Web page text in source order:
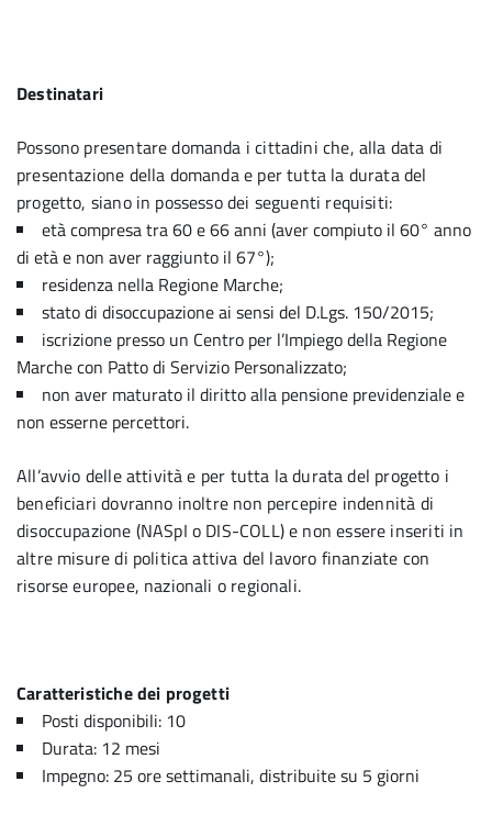
Destinatari
Possono presentare domanda i cittadini che, alla data di
presentazione della domanda e per tutta la durata del
progetto, siano in possesso dei seguenti requisiti:
età compresa tra 60 e 66 anni (aver compiuto il 60° anno
di età e non aver raggiunto il 67°);
residenza nella Regione Marche;
stato di disoccupazione ai sensi del D.Lgs. 150/2015;
iscrizione presso un Centro per l’Impiego della Regione
Marche con Patto di Servizio Personalizzato;
non aver maturato il diritto alla pensione previdenziale e
non esserne percettori.
All’avvio delle attività e per tutta la durata del progetto i
beneficiari dovranno inoltre non percepire indennità di
disoccupazione (NASpI o DIS-COLL) e non essere inseriti in
altre misure di politica attiva del lavoro finanziate con
risorse europee, nazionali o regionali.
Caratteristiche dei progetti
Posti disponibili: 10
Durata: 12 mesi
Impegno: 25 ore settimanali, distribuite su 5 giorni